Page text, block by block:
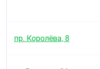
пр. Королёва, 8